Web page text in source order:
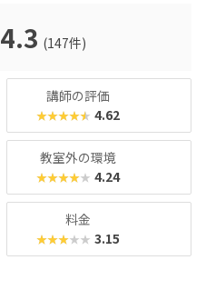
4.3 (147件)
講師の評価
★★★★★ 4.62
教室外の環境
★★★★★ 4.24
料金
★★★★★ 3.15